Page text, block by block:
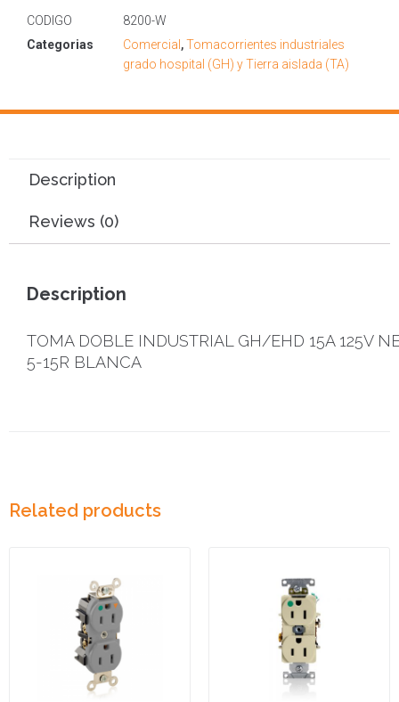
CODIGO
8200-W
Categorias
Comercial ,Tomacorrientes industriales
grado hospital (GH) y Tierra aislada (TA)
Description
Reviews (0)
Description
TOMA DOBLE INDUSTRIAL GH/EHD 15A 125V
5-15R BLANCA
Related products